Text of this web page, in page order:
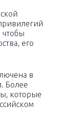
чтобы
его
в
Более
которые